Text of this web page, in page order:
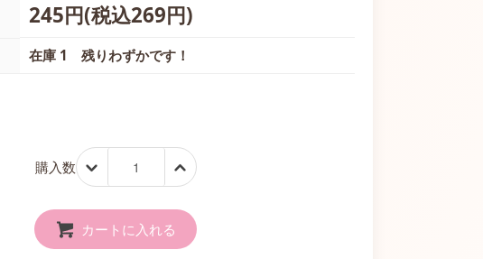
245円(税込269円)
在庫 1 残りわずかです！
購入数
カートに入れる